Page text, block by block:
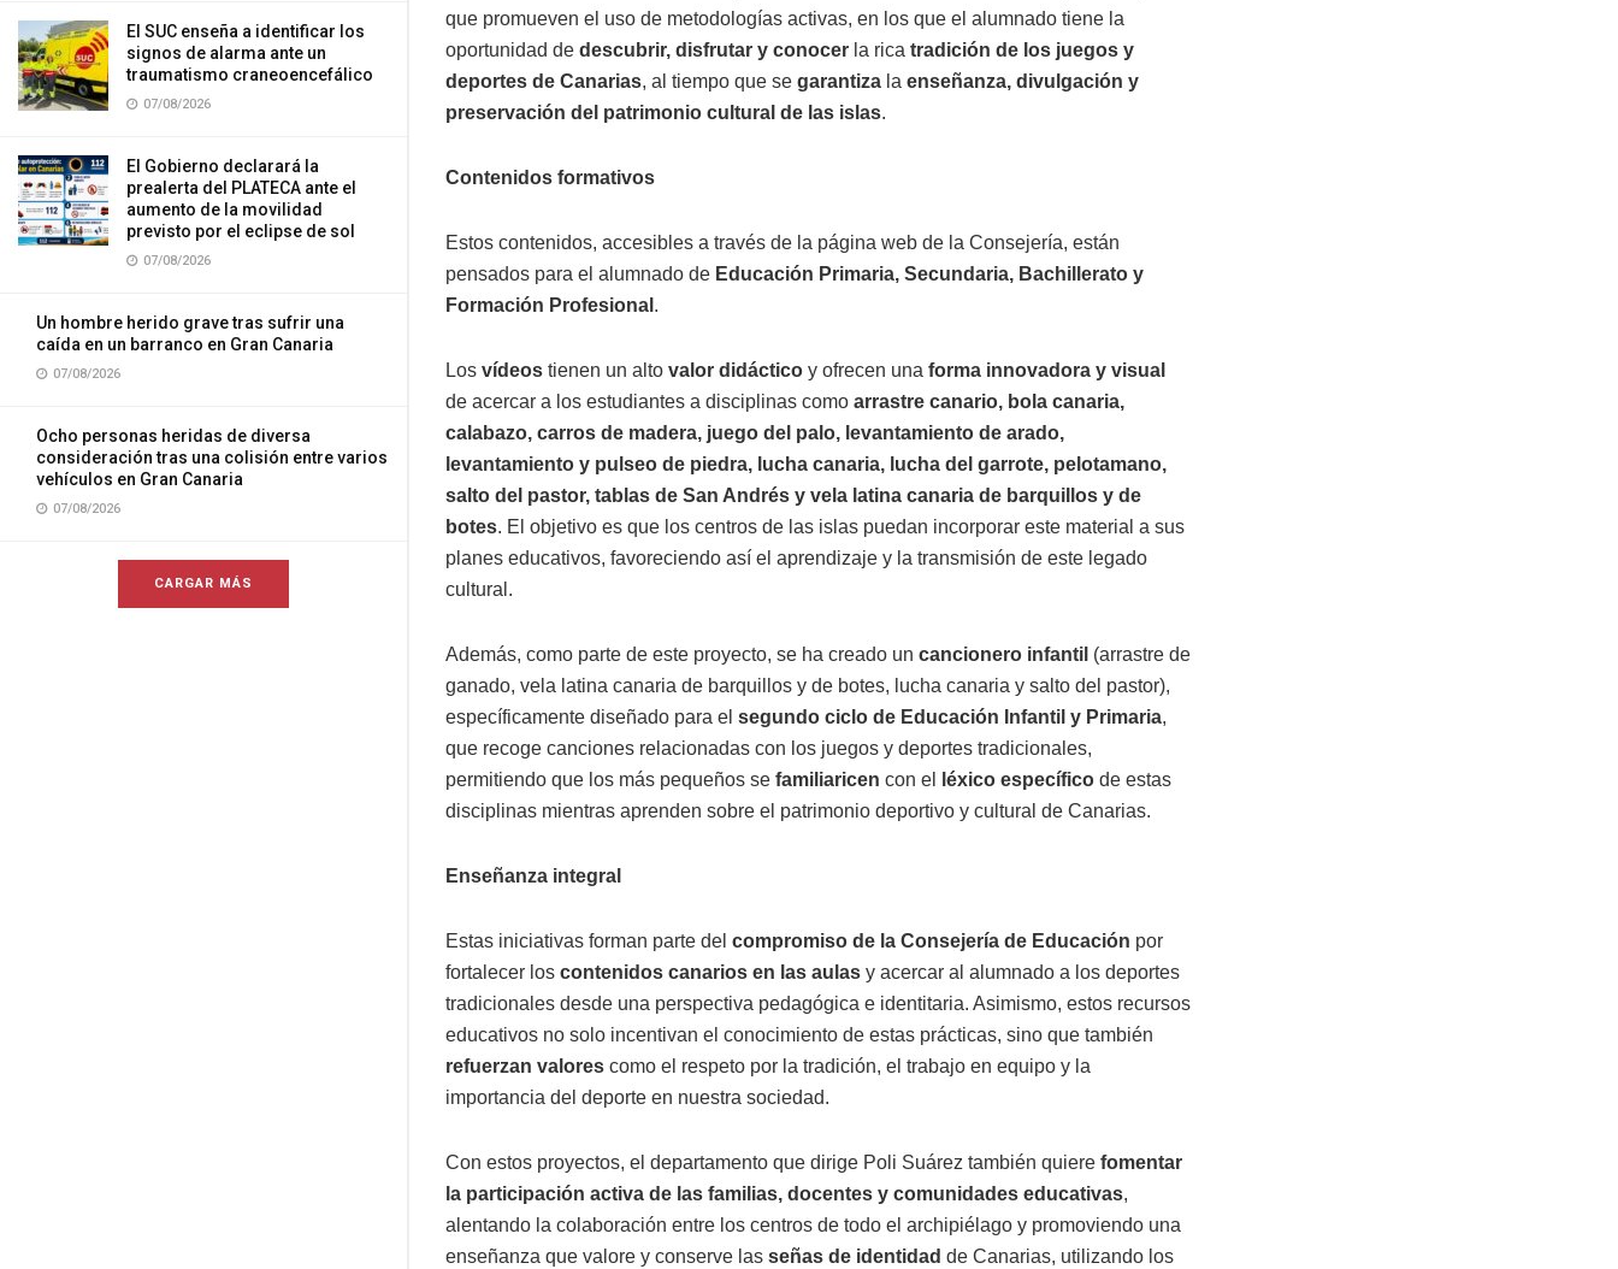
El SUC enseña a identificar los
signos de alarma ante un
traumatismo craneoencefálico
07/08/2026
El Gobierno declarará la
prealerta del PLATECA ante el
aumento de la movilidad
previsto por el eclipse de sol
07/08/2026
Un hombre herido grave tras sufrir una
caída en un barranco en Gran Canaria
07/08/2026
Ocho personas heridas de diversa
consideración tras una colisión entre varios
vehículos en Gran Canaria
07/08/2026
CARGAR MÁS
que promueven el uso de metodologías activas, en los que el alumnado tiene la
oportunidad de descubrir, disfrutar y conocer la rica tradición de los juegos y
deportes de Canarias, al tiempo que se garantiza la enseñanza, divulgación y
preservación del patrimonio cultural de las islas.
Contenidos formativos
Estos contenidos, accesibles a través de la página web de la Consejería, están
pensados para el alumnado de Educación Primaria, Secundaria, Bachillerato y
Formación Profesional .
Los vídeos tienen un alto valor didáctico y ofrecen una forma innovadora y visual
de acercar a los estudiantes a disciplinas como arrastre canario, bola canaria,
calabazo, carros de madera, juego del palo, levantamiento de arado,
levantamiento y pulseo de piedra, lucha canaria, lucha del garrote, pelotamano,
salto del pastor, tablas de San Andrés y vela latina canaria de barquillos y de
botes. El objetivo es que los centros de las islas puedan incorporar este material a sus
planes educativos, favoreciendo así el aprendizaje y la transmisión de este legado
cultural.
Además, como parte de este proyecto, se ha creado un cancionero infantil (arrastre de
ganado, vela latina canaria de barquillos y de botes, lucha canaria y salto del pastor),
específicamente diseñado para el segundo ciclo de Educación Infantil y Primaria,
que recoge canciones relacionadas con los juegos y deportes tradicionales,
permitiendo que los más pequeños se familiaricen con el léxico específico de estas
disciplinas mientras aprenden sobre el patrimonio deportivo y cultural de Canarias.
Enseñanza integral
Estas iniciativas forman parte del compromiso de la Consejería de Educación por
fortalecer los contenidos canarios en las aulas y acercar al alumnado a los deportes
tradicionales desde una perspectiva pedagógica e identitaria. Asimismo, estos recursos
educativos no solo incentivan el conocimiento de estas prácticas, sino que también
refuerzan valores como el respeto por la tradición, el trabajo en equipo y la
importancia del deporte en nuestra sociedad.
Con estos proyectos, el departamento que dirige Poli Suárez también quiere fomentar
la participación activa de las familias, docentes y comunidades educativas,
alentando la colaboración entre los centros de todo el archipiélago y promoviendo una
enseñanza que valore y conserve las señas de identidad de Canarias, utilizando los